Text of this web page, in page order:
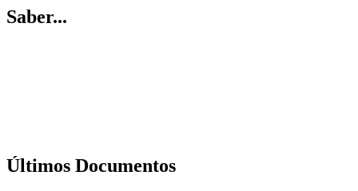
Saber...
Últimos Documentos